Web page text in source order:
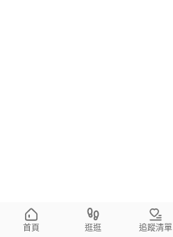
首頁 逛逛 追蹤清單